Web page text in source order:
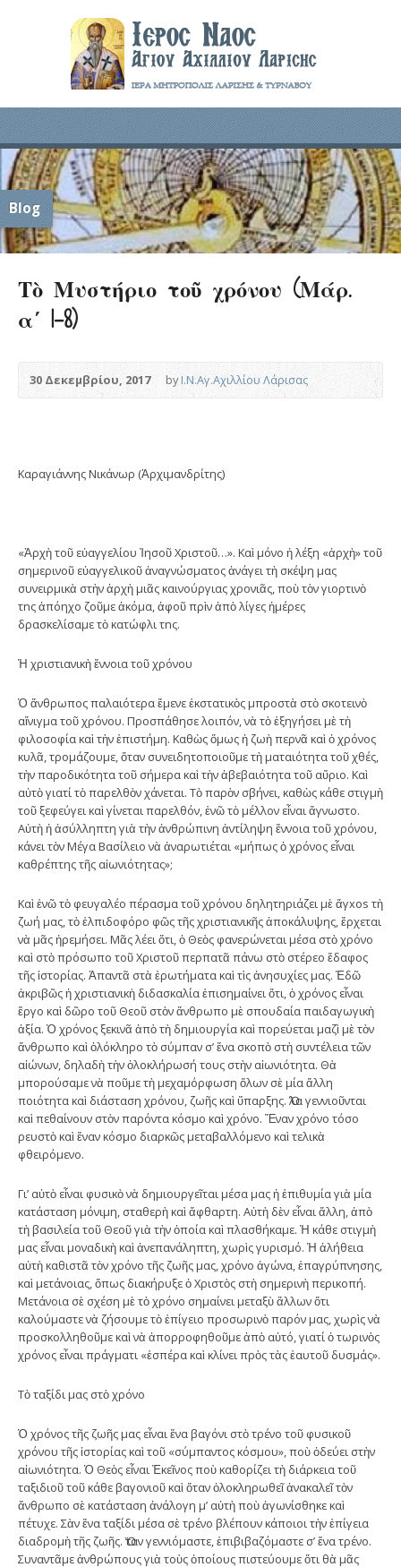
Blog
Τὸ Μυστήριο τοῦ χρόνου (Μάρ.
α΄ 1-8)
30 Δεκεμβρίου, 2017 byΙ.Ν.Αγ.Αχιλλίου Λάρισας
Καραγιάννης Νικάνωρ (Ἀρχιμανδρίτης)
«Ἀρχὴ τοῦ εὐαγγελίου Ἰησοῦ Χριστοῦ…». Καὶ μόνο ἡ λέξη «ἀρχὴ» τοῦ
σημερινοῦ εὐαγγελικοῦ ἀναγνώσματος ἀνάγει τὴ σκέψη μας
συνειρμικὰ στὴν ἀρχὴ μιᾶς καινούργιας χρονιᾶς, ποὺ τὸν γιορτινὸ
τnς ἀπόηχο ζοῦμε ἀκόμα, ἀφοῦ πρὶν ἀπὸ λίγες ἡμέρες
δρασκελίσαμε τὸ κατώφλι τnς.
Ἡ χριστιανικὴ ἔννοια τοῦ χρόνου
Ὁ ἄνθρωπος παλαιότερα ἔμενε ἐκστατικὸς μπροστὰ στὸ σκοτεινὸ
αἴνιγμα τοῦ χρόνου. Προσπάθησε λοιπόν, νὰ τὸ ἐξηγήσει μὲ τὴ
φιλοσοφία καὶ τὴν ἐπιστήμη. Καθὼς ὅμως ἡ ζωὴ περνᾶ καὶ ὁ χρόνος
κυλᾶ, τρομάζουμε, ὅταν συνειδητοποιοῦμε τὴ ματαιότητα τοῦ χθές,
τὴν παροδικότητα τοῦ σήμερα καὶ τὴν ἀβεβαιότητα τοῦ αὔριο. Καὶ
αὐτὸ γιατί τὸ παρελθὸν χάνεται. Τὸ παρὸν σβήνει, καθὼς κάθε στιγμὴ
τοῦ ξεφεύγει καὶ γίνεται παρελθόν, ἐνῶ τὸ μέλλον εἶναι ἄγνωστο.
Αὐτὴ ἡ ἀσύλληπτη γιὰ τὴν ἀνθρώπινη ἀντίληψη ἔννοια τοῦ χρόνου,
κάνει τὸν Μέγα Βασίλειο νὰ ἀναρωτιέται «μήπως ὁ χρόνος εἶναι
καθρέπτης τῆς αἰωνιότητας»;
Καὶ ἐνῶ τὸ φευγαλέο πέρασμα τοῦ χρόνου δηλητηριάζει μὲ ἄγxos τὴ
ζωή μας, τὸ ἐλπιδοφόρο φῶς τῆς χριστιανικῆς ἀποκάλυψης, ἔρχεται
νὰ μᾶς ἠρεμήσει. Μᾶς λέει ὅτι, ὁ Θεὸς φανερώνεται μέσα στὸ χρόνο
καὶ στὸ πρόσωπο τοῦ Χριστοῦ περπατᾶ πάνω στὸ στέρεο ἔδαφος
τῆς ἱστορίας. Ἀπαντᾶ στὰ ἐρωτήματα καὶ τὶς ἀνησυχίες μας. Ἐδῶ
ἀκριβῶς ἡ χριστιανικὴ διδασκαλία ἐπισημαίνει ὅτι, ὁ χρόνος εἶναι
ἔργο καὶ δῶρο τοῦ Θεοῦ στὸν ἄνθρωπο μὲ σπουδαία παιδαγωγικὴ
ἀξία. Ὁ χρόνος ξεκινᾶ ἀπὸ τὴ δημιουργία καὶ πορεύεται μαζὶ μὲ τὸν
ἄνθρωπο καὶ ὁλόκληρο τὸ σύμπαν σ’ ἕνα σκοπὸ στὴ συντέλεια τῶν
αἰώνων, δηλαδὴ τὴν ὁλοκλήρωσή τους στὴν αἰωνιότητα. Θὰ
μπορούσαμε νὰ ποῦμε τὴ μεχαμόρφωση ὅλων σὲ μία ἄλλη
ποιότητα καὶ διάσταση χρόνου, ζωῆς καὶ ὕπαρξης. Ὅλα γεννιοῦνται
καὶ πεθαίνουν στὸν παρόντα κόσμο καὶ χρόνο. Ἕναν χρόνο τόσο
ρευστὸ καὶ ἕναν κόσμο διαρκῶς μεταβαλλόμενο καὶ τελικὰ
φθειρόμενο.
Γι’ αὐτὸ εἶναι φυσικὸ νὰ δημιουργεῖται μέσα μας ἡ ἐπιθυμία γιὰ μία
κατάσταση μόνιμη, σταθερὴ καὶ ἄφθαρτη. Αὐτὴ δὲν εἶναι ἄλλη, ἀπὸ
τὴ βασιλεία τοῦ Θεοῦ γιὰ τὴν ὁποία καὶ πλασθήκαμε. Ἡ κάθε στιγμὴ
μας εἶναι μοναδικὴ καὶ ἀνεπανάληπτη, χωρὶς γυρισμό. Ἡ ἀλήθεια
αὐτὴ καθιστᾶ τὸν χρόνο τῆς ζωῆς μας, χρόνο ἀγώνα, ἐπαγρύπνησης,
καὶ μετάνοιας, ὅπως διακήρυξε ὁ Χριστὸς στὴ σημερινὴ περικοπή.
Μετάνοια σὲ σχέση μὲ τὸ χρόνο σημαίνει μεταξὺ ἄλλων ὅτι
καλούμαστε νὰ ζήσουμε τὸ ἐπίγειο προσωρινὸ παρόν μας, χωρὶς νὰ
προσκολληθοῦμε καὶ νὰ ἀπορροφηθοῦμε ἀπὸ αὐτό, γιατί ὁ τωρινὸς
χρόνος εἶναι πράγματι «ἑσπέρα καὶ κλίνει πρὸς τὰς ἑαυτοῦ δυσμάς».
Τὸ ταξίδι μας στὸ χρόνο
Ὁ χρόνος τῆς ζωῆς μας εἶναι ἕνα βαγόνι στὸ τρένο τοῦ φυσικοῦ
χρόνου τῆς ἱστορίας καὶ τοῦ «σύμπαντος κόσμου», ποὺ ὁδεύει στὴν
αἰωνιότητα. Ὁ Θεὸς εἶναι Ἐκεῖνος ποὺ καθορίζει τὴ διάρκεια τοῦ
ταξιδιοῦ τοῦ κάθε βαγονιοῦ καὶ ὅταν ὁλοκληρωθεῖ ἀνακαλεῖ τὸν
ἄνθρωπο σὲ κατάσταση ἀνάλογη μ’ αὐτὴ ποὺ ἀγωνίσθηκε καὶ
πέτυχε. Σὰν ἕνα ταξίδι μέσα σὲ τρένο βλέπουν κάποιοι τὴν ἐπίγεια
διαδρομὴ τῆς ζωῆς. Ὅταν γεννιόμαστε, ἐπιβιβαζόμαστε σ’ ἕνα τρένο.
Συναντᾶμε ἀνθρώπους γιὰ τοὺς ὁποίους πιστεύουμε ὅτι θὰ μᾶς